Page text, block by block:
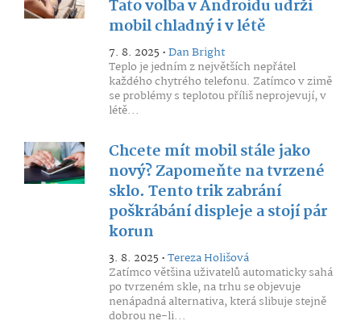
Tato volba v Androidu udrží
mobil chladný i v létě
7. 8. 2025 •Dan Bright
Teplo je jedním z největších nepřátel
každého chytrého telefonu. Zatímco v zimě
se problémy s teplotou příliš neprojevují, v
létě...
Chcete mít mobil stále jako
nový? Zapomeňte na tvrzené
sklo. Tento trik zabrání
poškrábání displeje a stojí pár
korun
3. 8. 2025 •Tereza Holišová
Zatímco většina uživatelů automaticky sahá
po tvrzeném skle, na trhu se objevuje
nenápadná alternativa, která slibuje stejně
dobrou ne-li...